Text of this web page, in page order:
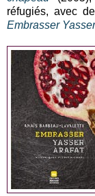
réfugiés, avec
Embrasser